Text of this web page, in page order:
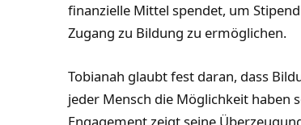
finanzielle Mittel spendet, um
Zugang zu Bildung zu ermöglichen.
Tobianah glaubt fest daran, dass
jeder Mensch die Möglichkeit haben
Engagement zeigt seine